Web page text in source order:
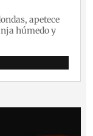
apetece
húmedo y